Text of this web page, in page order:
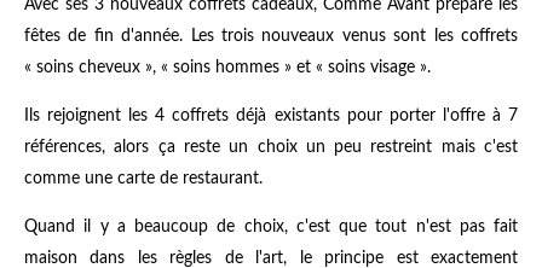
Avec ses 3 nouveaux coffrets cadeaux, Comme Avant prépare les
fêtes de fin d'année. Les trois nouveaux venus sont les coffrets
« soins cheveux », « soins hommes » et « soins visage ».
Ils rejoignent les 4 coffrets déjà existants pour porter l'offre à 7
références, alors ça reste un choix un peu restreint mais c'est
comme une carte de restaurant.
Quand il y a beaucoup de choix, c'est que tout n'est pas fait
maison dans les règles de l'art, le principe est exactement